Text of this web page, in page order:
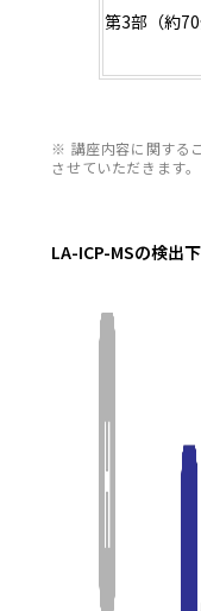
第3部（約70
※ 講座内容に関する
させていただきます。
LA-ICP-MSの検出